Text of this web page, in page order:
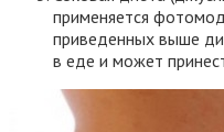
применяется
приведенных выше
в еде и может